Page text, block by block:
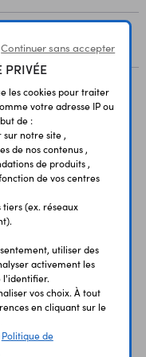
Continuer sans accepter
PRIVÉE
les cookies pour traiter
votre adresse IP ou
de :
notre site ,
de nos contenus ,
de produits ,
de vos centres
(ex. réseaux
utiliser des
activement les
l'identifier.
vos choix. À tout
en cliquant sur le
Politique de